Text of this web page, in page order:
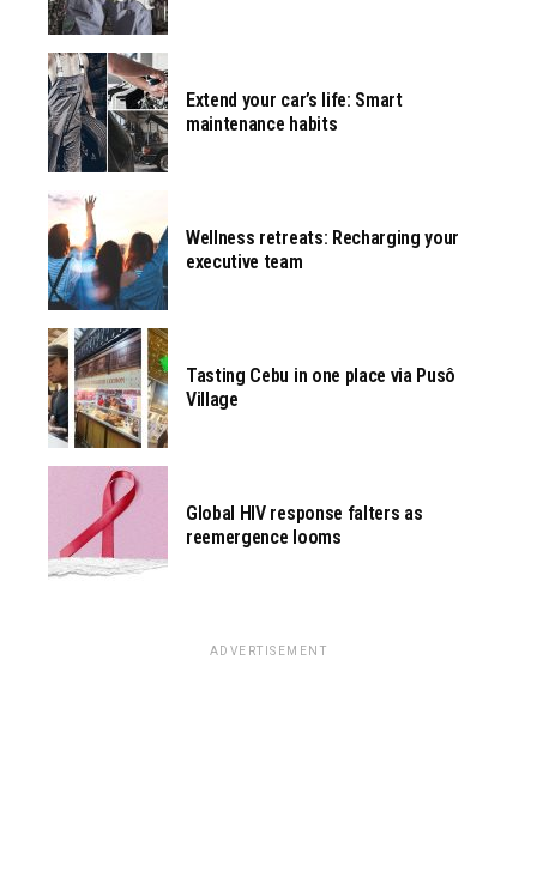
Extend your car’s life: Smart
maintenance habits
Wellness retreats: Recharging your
executive team
Tasting Cebu in one place via Pusô
Village
Global HIV response falters as
reemergence looms
ADVERTISEMENT